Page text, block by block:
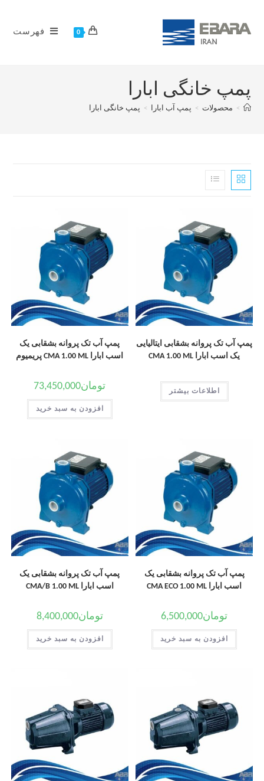
0 فهرست
پمپ خانگی ابارا
> محصولات > پمپ آب ابارا > پمپ خانگی ابارا
پمپ آب تک پروانه بشقابی ایتالیایی
یک اسب ابارا CMA 1.00 ML
اطلاعات بیشتر
پمپ آب تک پروانه بشقابی یک
اسب ابارا CMA 1.00 ML پریمیوم
تومان73,450,000
افزودن به سبد خرید
پمپ آب تک پروانه بشقابی یک
اسب ابارا CMA ECO 1.00 ML
تومان6,500,000
افزودن به سبد خرید
پمپ آب تک پروانه بشقابی یک
اسب ابارا CMA/B 1.00 ML
تومان8,400,000
افزودن به سبد خرید